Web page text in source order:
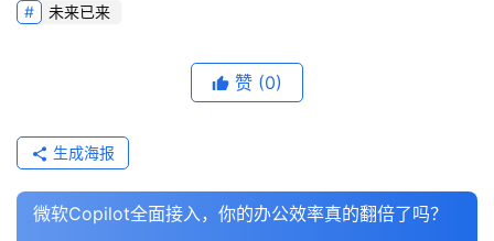
未来已来
赞 (0)
生成海报
微软Copilot全面接入，你的办公效率真的翻倍了吗？